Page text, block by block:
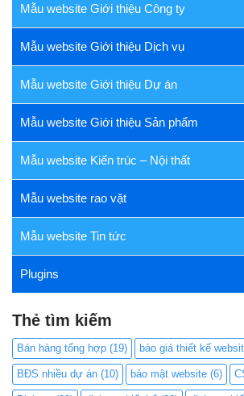
Mẫu website Giới thiệu Công ty
Mẫu website Giới thiệu Dịch vụ
Mẫu website Giới thiệu Dự án
Mẫu website Giới thiệu Sản phẩm
Mẫu website Kiến trúc – Nội thất
Mẫu website rao vặt
Mẫu website Tin tức
Plugins
Thẻ tìm kiếm
Bán hàng tổng hợp (19) báo giá thiết kế
BĐS nhiều dự án (10) bảo mật website (6)